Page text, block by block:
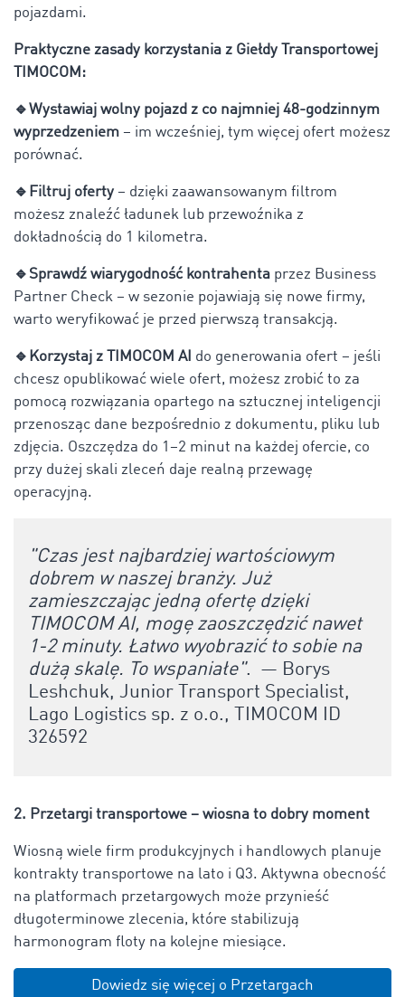
pojazdami.
Praktyczne zasady korzystania z Giełdy Transportowej
TIMOCOM:
🔹Wystawiaj wolny pojazd z co najmniej 48-godzinnym
wyprzedzeniem – im wcześniej, tym więcej ofert możesz
porównać.
🔹 Filtruj oferty – dzięki zaawansowanym filtrom
możesz znaleźć ładunek lub przewoźnika z
dokładnością do 1 kilometra.
🔹Sprawdź wiarygodność kontrahenta przez Business
Partner Check – w sezonie pojawiają się nowe firmy,
warto weryfikować je przed pierwszą transakcją.
🔹 Korzystaj z TIMOCOM AI do generowania ofert – jeśli
chcesz opublikować wiele ofert, możesz zrobić to za
pomocą rozwiązania opartego na sztucznej inteligencji
przenosząc dane bezpośrednio z dokumentu, pliku lub
zdjęcia. Oszczędza do 1–2 minut na każdej ofercie, co
przy dużej skali zleceń daje realną przewagę
operacyjną.
"Czas jest najbardziej wartościowym
dobrem w naszej branży. Już
zamieszczając jedną ofertę dzięki
TIMOCOM AI, mogę zaoszczędzić nawet
1-2 minuty. Łatwo wyobrazić to sobie na
dużą skalę. To wspaniałe". — Borys
Leshchuk, Junior Transport Specialist,
Lago Logistics sp. z o.o.,
TIMOCOM ID
326592
2. Przetargi transportowe – wiosna to dobry moment
Wiosną wiele firm produkcyjnych i handlowych planuje
kontrakty transportowe na lato i Q3. Aktywna obecność
na platformach przetargowych może przynieść
długoterminowe zlecenia, które stabilizują
harmonogram floty na kolejne miesiące.
Dowiedz się więcej o Przetargach